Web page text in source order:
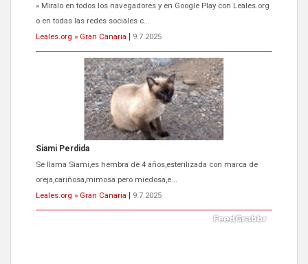
» Míralo en todos los navegadores y en Google Play con Leales.org
o en todas las redes sociales c...
Leales.org » Gran Canaria
9.7.2025
Siami Perdida
Se llama Siami,es hembra de 4 años,esterilizada con marca de
oreja,cariñosa,mimosa pero miedosa,e...
Leales.org » Gran Canaria
9.7.2025